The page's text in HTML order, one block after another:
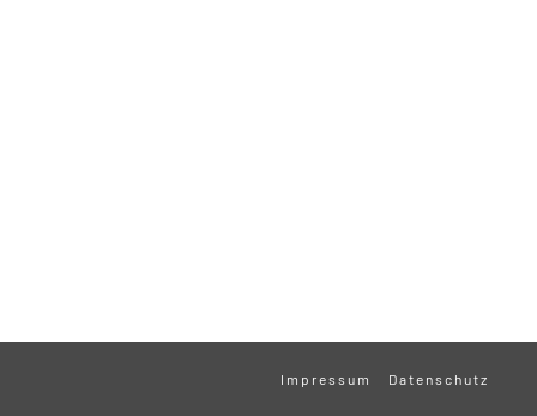
Impressum Datenschutz